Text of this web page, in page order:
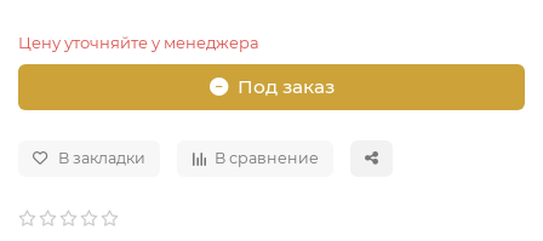
Цену уточняйте у менеджера
Под заказ
В закладки В сравнение